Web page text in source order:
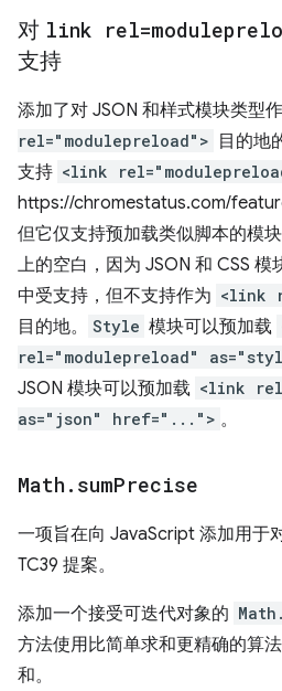
对 link
支持
添加了对 JSON 和样式模块类型
rel="modulepreload">
目的地
支持 <link
https://chromestatus.com/
但它仅支持预加载类似脚本的模
上的空白，因为 JSON 和 CSS
中受支持，但不支持作为 <link
目的地。 Style 模块可以预加载
rel="modulepreload"
JSON 模块可以预加载 <link
as="json" href="..."> 。
Math . sumPrecise
一项旨在向 JavaScript 添加用于
TC39 提案。
添加一个接受可迭代对象的
方法使用比简单求和更精确的算
和。